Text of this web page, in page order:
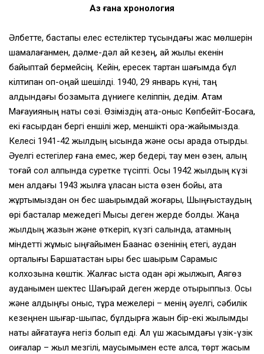
Аз ғана хронология
Әлбетте, бастапқы елес естеліктер тұсындағы жас мөлшерін
шамалағанмен, дәлме-дәл қай кезең, қай жылы екенін
байыптай бермейсің. Кейін, ересек тартқан шағымда бұл
кілтипан оп-оңай шешілді. 1940, 29 январь күні, таң
алдындағы бозамықта дүниеге келіппін, дедім. Атам
Мағауияның нақты сөзі. Өзіміздің ата-қоныс Көпбейіт-Босаға,
екі ғасырдан бергі еншілі жер, меншікті қора-жайымызда.
Келесі 1941-42 жылдың қысында және осы арада отырдық.
Әуелгі естегілер ғана емес, жер бедері, тау мен өзен, қалың
тоғай сол қалпында суретке түсіпті. Осы 1942 жылдың күзі
мен алдағы 1943 жылға ұласқан қыста өзен бойы, ата
жұртымыздан он бес шақырымдай жоғары, Шыңғыстаудың
өрі басталар межедегі Мысық деген жерде болдық. Жаңа
жылдың жазын және өткеріп, күзгі салқында, атамның
міндетті жұмыс ыңғайымен Бақанас өзенінің етегі, аудан
орталығы Баршатастан қырық бес шақырым Сарқамыс
колхозына көштік. Жалғас қыста одан әрі жылжып, Аягөз
ауданымен шектес Шағырай деген жерде отырыппыз. Осы
және алдыңғы қоныс, тұрақ межелері – менің әуелгі, сәбилік
кезеңнен шығар-шықпас, бұлдырға жақын бір-екі жылымды
нақты айғақтауға негіз болып еді. Ал үш жасымдағы үзік-үзік
оқиғалар – жыл мезгілі, маусымымен есте қалса, төрт жасым